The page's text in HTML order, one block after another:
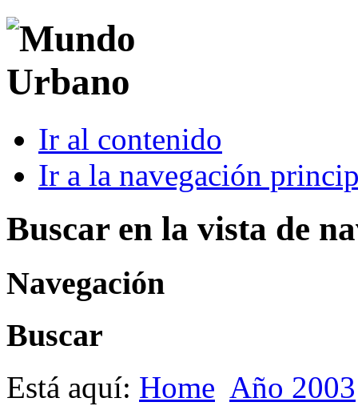
Ir al contenido
Ir a la navegación
Buscar en la vista de
Navegación
Buscar
Está aquí: Home Año 2003